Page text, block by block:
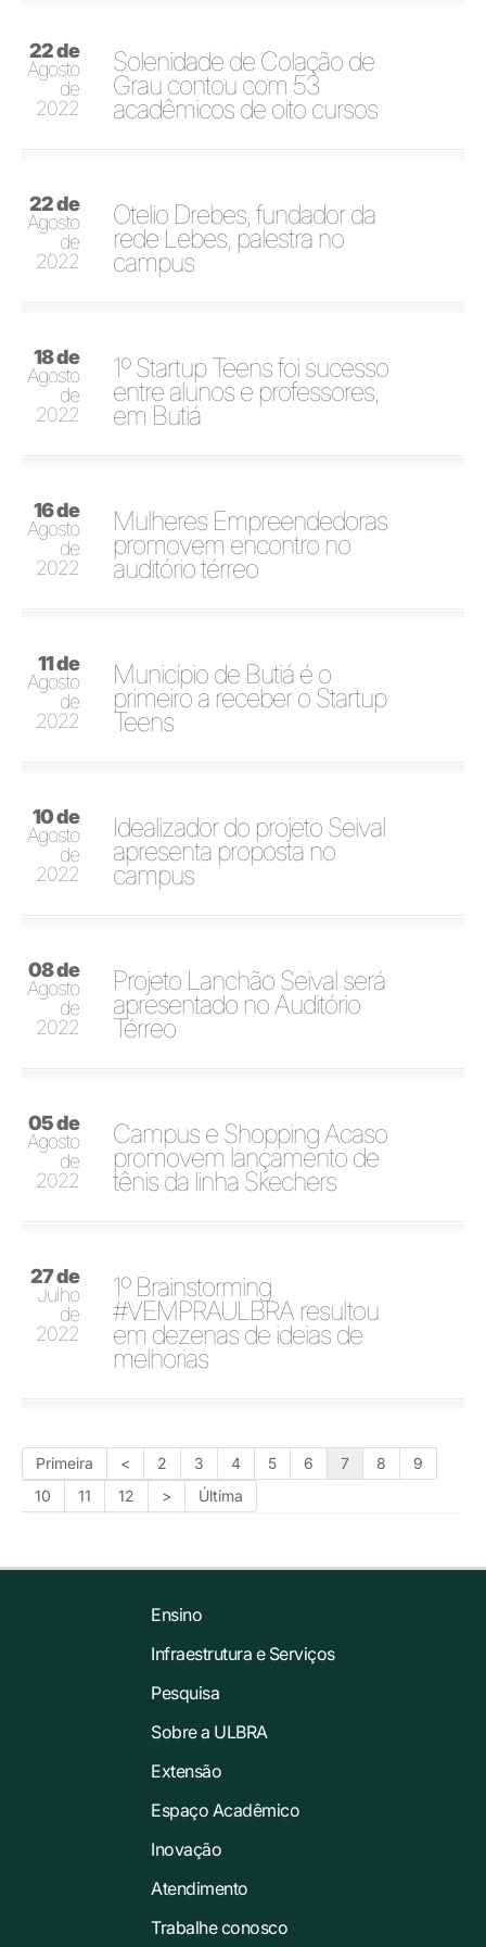
22 de
Agosto
de
2022
Solenidade de Colação de
Grau contou com 53
acadêmicos de oito cursos
22 de
Agosto
de
2022
Otelio Drebes, fundador da
rede Lebes, palestra no
campus
18 de
Agosto
de
2022
1º Startup Teens foi sucesso
entre alunos e professores,
em Butiá
16 de
Agosto
de
2022
Mulheres Empreendedoras
promovem encontro no
auditório térreo
11 de
Agosto
de
2022
Município de Butiá é o
primeiro a receber o Startup
Teens
10 de
Agosto
de
2022
Idealizador do projeto Seival
apresenta proposta no
campus
08 de
Agosto
de
2022
Projeto Lanchão Seival será
apresentado no Auditório
Térreo
05 de
Agosto
de
2022
Campus e Shopping Acaso
promovem lançamento de
tênis da linha Skechers
27 de
Julho
de
2022
1º Brainstorming
#VEMPRAULBRA resultou
em dezenas de ideias de
melhorias
Primeira < 2 3 4 5 6 7 8
9
10
11 12 > Última
Ensino
Infraestrutura e Serviços
Pesquisa
Sobre a ULBRA
Extensão
Espaço Acadêmico
Inovação
Atendimento
Trabalhe conosco